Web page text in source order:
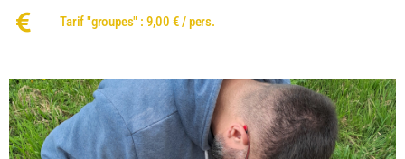
Tarif "groupes" : 9,00 € / pers.